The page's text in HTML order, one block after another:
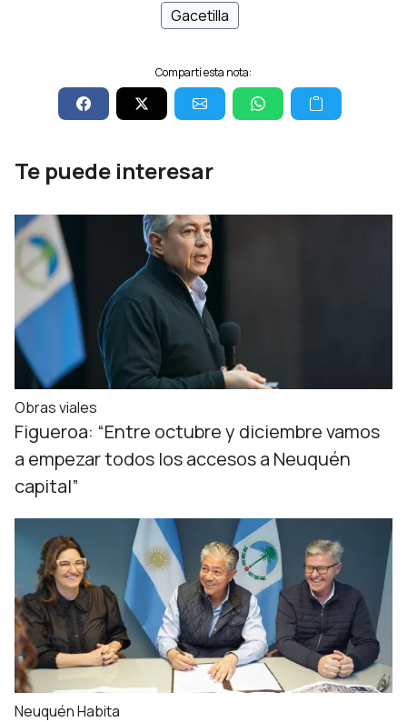
Gacetilla
Compartí esta nota:
Te puede interesar
Obras viales
Figueroa: “Entre octubre y diciembre vamos
a empezar todos los accesos a Neuquén
capital”
Neuquén Habita